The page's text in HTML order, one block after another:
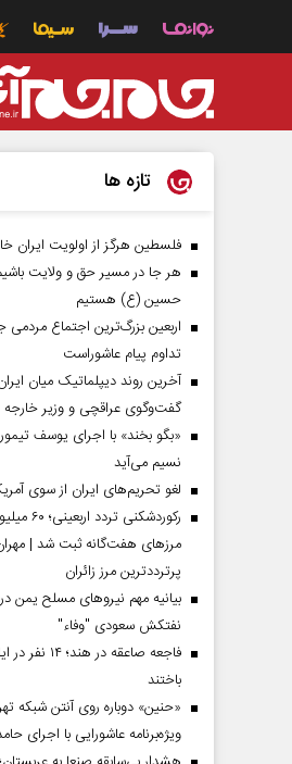
تازه ها
فلسطین هرگز از اولویت ایران
هر جا در مسیر حق و ولایت
حسین (ع) هستیم
اربعین بزرگ‌ترین اجتماع
تداوم پیام عاشوراست
آخرین روند دیپلماتیک میان
گفت‌وگوی عراقچی و وزیر خارجه
«بگو بخند» با اجرای یوسف
نسیم می‌آید
لغو تحریم‌های ایران از سوی
رکوردشکنی
مرزهای هفت‌گانه ثبت شد |
پرترددترین مرز زائران
بیانیه مهم نیروهای مسلح یمن
نفتکش سعودی "وفاء"
فاجعه صاعقه
باختند
«حنین» دوباره روی آنتن شبکه
ویژه‌برنامه عاشورایی با اجرای